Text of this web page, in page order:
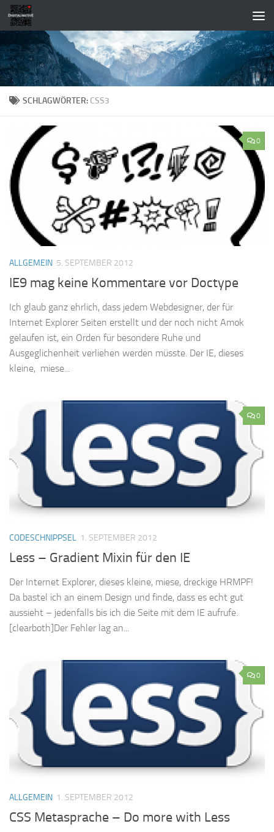
Zum Inhalt springen
SCHLAGWÖRTER: CSS3
0
ALLGEMEIN 5. SEPTEMBER 2012
IE9 mag keine Kommentare vor Doctype
Ich glaub ganz ehrlich, dass jedem Webdesigner, der für
Internet Explorer Seiten erstellt und der noch nicht Amok
gelaufen ist, ein Orden für besondere Ruhe und
Ausgeglichenheit verliehen werden müsste. Der IE, dieses
kleine, miese...
0
CODESCHNIPPSEL 1. SEPTEMBER 2012
Less – Gradient Mixin für den IE
Der Internet Explorer, dieses kleine, miese, dreckige HRMPF!
Da bastel ich an einem Design und finde, dass es echt gut
aussieht – jedenfalls bis ich die Seite mit dem IE aufrufe.
[clearboth]Der Fehler lag an...
0
ALLGEMEIN 1. SEPTEMBER 2012
CSS Metasprache – Do more with Less